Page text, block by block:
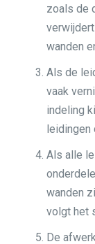
zoals de
wanden
Als de
vaak
indeling
Als alle
wanden
volgt het
De